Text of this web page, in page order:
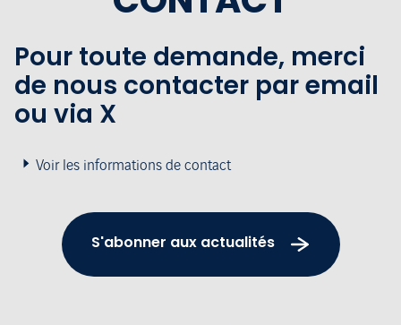
Pour toute demande, merci
de nous contacter par email
ou via X
Voir les informations de contact
S'abonner aux actualités